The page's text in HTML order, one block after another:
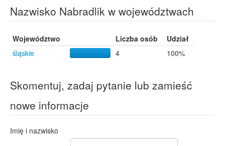
Nazwisko Nabradlik w województwach
Województwo Liczba osób
Udział
śląskie
4 100%
Skomentuj, zadaj pytanie lub zamieść
nowe informacje
Imię i nazwisko